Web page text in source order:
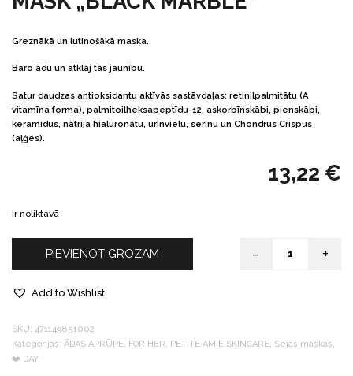
Greznākā un lutinošākā maska.
Baro ādu un atklāj tās jaunību.
Satur daudzas antioksidantu aktīvās sastāvdaļas: retinilpalmitātu (A
vitamīna forma), palmitoilheksapeptīdu-12, askorbīnskābi, pienskābi,
keramīdus, nātrija hialuronātu, urīnvielu, serīnu un Chondrus Crispus
(aļģes).
13,22 €
Ir noliktavā
Quantity
- +
PIEVIENOT GROZAM
Add to Wishlist
SKU: 471149851002
Kategorijas: ĀDAS APRŪPE, FOR HER, PETITE AMIE SKINCARE, Sejas maskas,
❤️️ DAY